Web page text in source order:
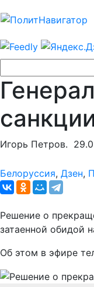
Игорь Петров.
Белоруссия, Дзен,
Решение о
затаенной обидой
Об этом в эфире